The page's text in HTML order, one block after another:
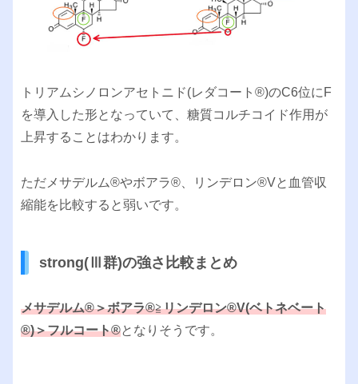
トリアムシノロンアセトニド(レダコート®︎)のC6位にF
を導入した形となっていて、糖質コルチコイド作用が
上昇することはわかります。
ただメサデルム®︎やボアラ®︎、リンデロン®︎Vと血管収
縮能を比較すると弱いです。
strong(Ⅲ群)の強さ比較まとめ
メサデルム®︎＞ボアラ®︎≧リンデロン®︎V(ベトネベート
®︎)＞フルコート®︎となりそうです。